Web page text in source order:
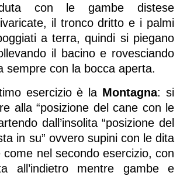
con le gambe distese
il tronco dritto e i palmi
a terra, quindi si piegano
il bacino e rovesciando
sempre con la bocca aperta.
esercizio è la Montagna: si
alla “posizione del cane con le
dall’insolita “posizione del
in su” ovvero supini con le dita
come nel secondo esercizio, con
all’indietro mentre gambe e